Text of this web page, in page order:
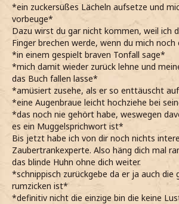
*ein zuckersüßes Lächeln aufsetze und
vorbeuge*
Dazu wirst du gar nicht kommen, weil ich
Finger brechen werde, wenn du mich
*in einem gespielt braven Tonfall sage*
*mich damit wieder zurück lehne und
das Buch fallen lasse*
*amüsiert zusehe, als er so enttäuscht
*eine Augenbraue leicht hochziehe bei
*das noch nie gehört habe, weswegen
es ein Muggelsprichwort ist*
Bis jetzt habe ich von dir noch nichts
Zaubertrankexperte. Also häng dich mal
das blinde Huhn ohne dich weiter.
*schnippisch zurückgebe da er ja auch die
rumzicken ist*
*definitiv nicht die einzige bin die keine